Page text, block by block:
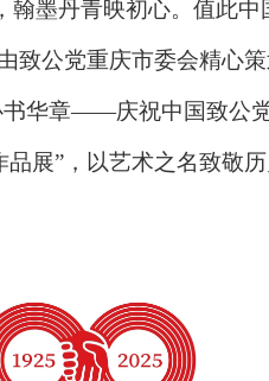
翰墨丹青映初心。值此中
致公党重庆市委会精心
书华章——庆祝中国致公
品展”，以艺术之名致敬